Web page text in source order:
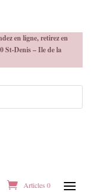
en ligne, retirez en
St-Denis – Ile de la
Articles 0